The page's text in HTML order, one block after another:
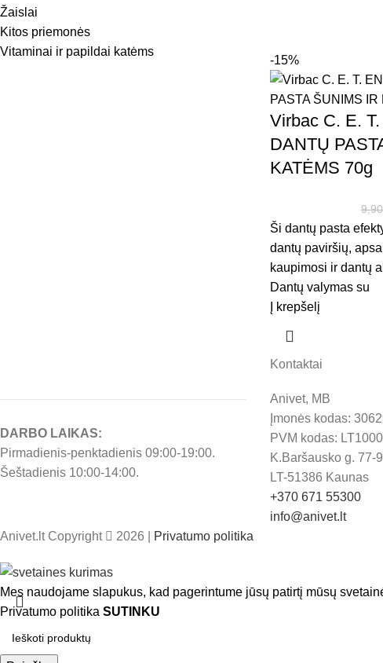
Žaislai
Kitos priemonės
Vitaminai ir papildai katėms
-15%
Virbac C. E.
DANTŲ
KATĖMS 70g
Ši dantų pasta
dantų paviršių,
kaupimosi ir dantų
Dantų valymas su
Į krepšelį
DARBO LAIKAS:
Pirmadienis-penktadienis 09:00-19:00.
Šeštadienis 10:00-14:00.
Kontaktai
Anivet, MB
Įmonės kodas:
PVM kodas:
K.Baršausko g. 77-
LT-51386 Kaunas
+370 671 55300
info@anivet.lt
Anivet.lt Copyright 2026 | Privatumo politika
Mes naudojame slapukus, kad pagerintume jūsų patirtį mūsų
Privatumo politika SUTINKU